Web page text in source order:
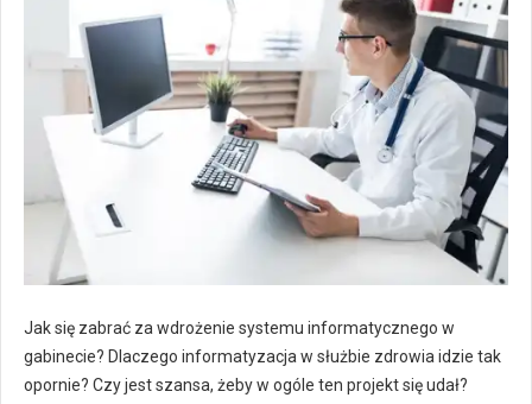
Jak się zabrać za wdrożenie systemu informatycznego w
gabinecie? Dlaczego informatyzacja w służbie zdrowia idzie tak
opornie? Czy jest szansa, żeby w ogóle ten projekt się udał?